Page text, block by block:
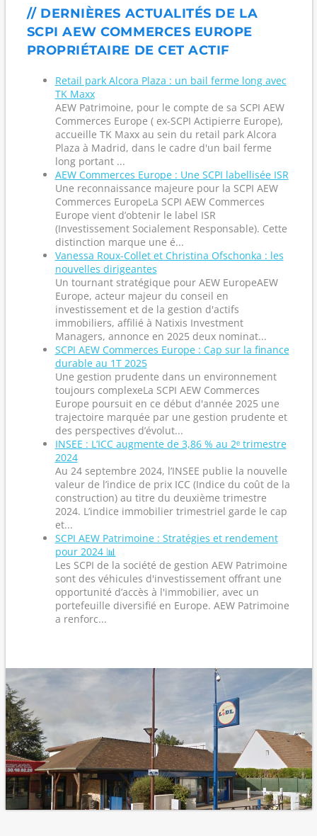
// DERNIÈRES ACTUALITÉS DE LA
SCPI AEW COMMERCES EUROPE
PROPRIÉTAIRE DE CET ACTIF
Retail park Alcora Plaza : un bail ferme long avec
TK Maxx
AEW Patrimoine, pour le compte de sa SCPI AEW
Commerces Europe ( ex-SCPI Actipierre Europe),
accueille TK Maxx au sein du retail park Alcora
Plaza à Madrid, dans le cadre d'un bail ferme
long portant ...
AEW Commerces Europe : Une SCPI labellisée ISR
Une reconnaissance majeure pour la SCPI AEW
Commerces EuropeLa SCPI AEW Commerces
Europe vient d’obtenir le label ISR
(Investissement Socialement Responsable). Cette
distinction marque une é...
Vanessa Roux-Collet et Christina Ofschonka : les
nouvelles dirigeantes
Un tournant stratégique pour AEW EuropeAEW
Europe, acteur majeur du conseil en
investissement et de la gestion d'actifs
immobiliers, affilié à Natixis Investment
Managers, annonce en 2025 deux nominat...
SCPI AEW Commerces Europe : Cap sur la finance
durable au 1T 2025
Une gestion prudente dans un environnement
toujours complexeLa SCPI AEW Commerces
Europe poursuit en ce début d'année 2025 une
trajectoire marquée par une gestion prudente et
des perspectives d’évolut...
INSEE : L’ICC augmente de 3,86 % au 2ᵉ trimestre
2024
Au 24 septembre 2024, l’INSEE publie la nouvelle
valeur de l’indice de prix ICC (Indice du coût de la
construction) au titre du deuxième trimestre
2024. L’indice immobilier trimestriel garde le cap
et...
SCPI AEW Patrimoine : Stratégies et rendement
pour 2024 📊
Les SCPI de la société de gestion AEW Patrimoine
sont des véhicules d'investissement offrant une
opportunité d’accès à l'immobilier, avec un
portefeuille diversifié en Europe. AEW Patrimoine
a renforc...